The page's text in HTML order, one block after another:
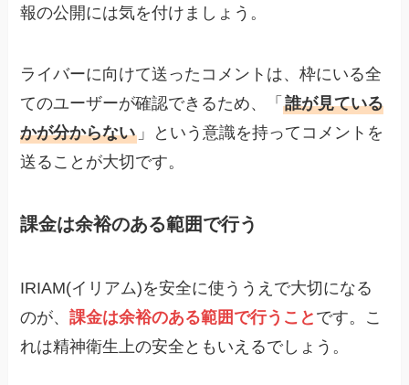
報の公開には気を付けましょう。
ライバーに向けて送ったコメントは、枠にいる全
てのユーザーが確認できるため、「誰が見ている
かが分からない 」という意識を持ってコメントを
送ることが大切です。
課金は余裕のある範囲で行う
IRIAM(イリアム)を安全に使ううえで大切になる
のが、課金は余裕のある範囲で行うこと です。こ
れは精神衛生上の安全ともいえるでしょう。